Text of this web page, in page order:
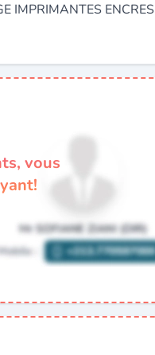
IMPRIMANTES ENCRES
vous